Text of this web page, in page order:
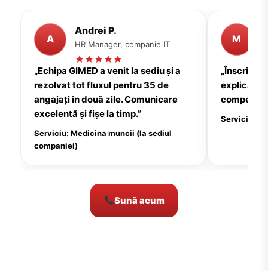
A
Andrei P.
HR Manager, companie IT
„Echipa GIMED a venit la sediu și a
rezolvat tot fluxul pentru 35 de
angajați în două zile. Comunicare
excelentă și fișe la timp.”
Serviciu: Medicina muncii (la sediul
companiei)
M
explicații
Serviciu:
Sună acum